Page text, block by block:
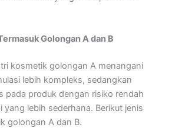
Golongan A dan B
kosmetik golongan A menangani
lebih kompleks, sedangkan
pada produk dengan risiko rendah
lebih sederhana. Berikut jenis
golongan A dan B.